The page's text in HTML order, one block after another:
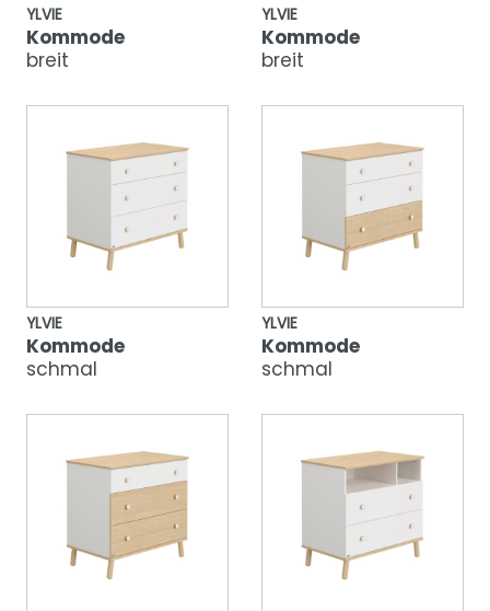
YLVIE
Kommode
breit
YLVIE
Kommode
breit
YLVIE
Kommode
schmal
YLVIE
Kommode
schmal